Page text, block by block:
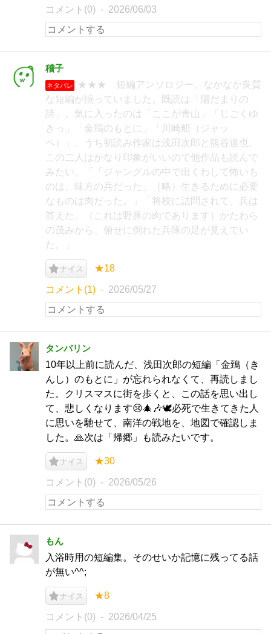
コメント(0) 2026/06/03
稽子
ネタバレ
★★★ 短編アンソロジー。なかなか良質
な短編が揃っていました。既読は「陽だまりの
詩」。気に入ったのは「ここが青山」「じごくゆ
きっ」「金鵄のもとに」「川崎船（ジャッ
ペ）」。うち初読み作家は浅田次郎と熊谷達也。
この二人はかなり印象がいいので他作品も読んで
みたい。「「ジャングルの中で出くわして怖いも
のは、味方の兵だった」（略）生きるために必要
なものは肉だった。」「将校に詰問されて、兵は
答えた。（これは野豚の肉であります）かたわら
の茂みから、俯せに倒れた兵隊の足が見えてい
た。」
ナイス ★18
コメント(1) 2026/05/27
タンバリン
10年以上前に読んだ、浅田次郎の短編「金鵄（き
んし）のもとに」が忘れられなくて、再読しまし
た。クリスマスに街を歩くと、この話を思い出し
て、悲しくなります😢🎄🎶🕊️必死で生きてきた人
に思いを馳せて、南洋の戦地を、地図で確認しま
した。🙏次は「帰郷」も読みたいです。
ナイス ★30
コメント(0) 2026/05/26
もん
入浴時用の短編集。そのせいか記憶に残ってる話
が無い^^;
ナイス ★8
コメント(0) 2026/04/25